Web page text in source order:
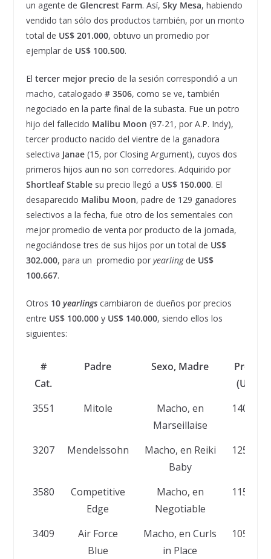
un agente de Glencrest Farm. Así, Sky Mesa, habiendo
vendido tan sólo dos productos también, por un monto
total de US$ 201.000, obtuvo un promedio por
ejemplar de US$ 100.500.
El tercer mejor precio de la sesión correspondió a un
macho, catalogado # 3506, como se ve, también
negociado en la parte final de la subasta. Fue un potro
hijo del fallecido Malibu Moon (97-21, por A.P. Indy),
tercer producto nacido del vientre de la ganadora
selectiva Janae(15, por Closing Argument), cuyos dos
primeros hijos aun no son corredores. Adquirido por
Shortleaf Stablesu precio llegó a US$ 150.000. El
desaparecido Malibu Moon, padre de 129 ganadores
selectivos a la fecha, fue otro de los sementales con
mejor promedio de venta por producto de la jornada,
negociándose tres de sus hijos por un total de US$
302.000, para un promedio por yearlingde US$
100.667.
Otros 10 yearlings cambiaron de dueños por precios
entre US$ 100.000y US$ 140.000, siendo ellos los
siguientes:
#
Cat.
Padre Sexo, Madre
Precio
(US$)
3551
Mitole
Macho, en
Marseillaise
140.000
3207 Mendelssohn
Macho, en Reiki
Baby
125.000
3580
Competitive
Edge
Macho, en
Negotiable
115.000
3409
Air Force
Blue
Macho, en Curls
in Place
105.000